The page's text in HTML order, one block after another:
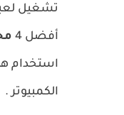
تشغيل
أفضل 4
استخدام هذا محاكي
الكمبيوتر .